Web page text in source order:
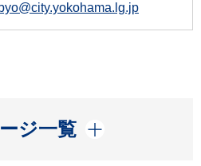
ジ一覧
開く